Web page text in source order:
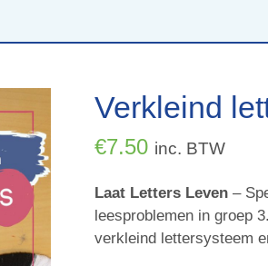
Verkleind
€7.50 inc. BTW
Laat Letters Leven –
leesproblemen in groep
verkleind lettersysteem